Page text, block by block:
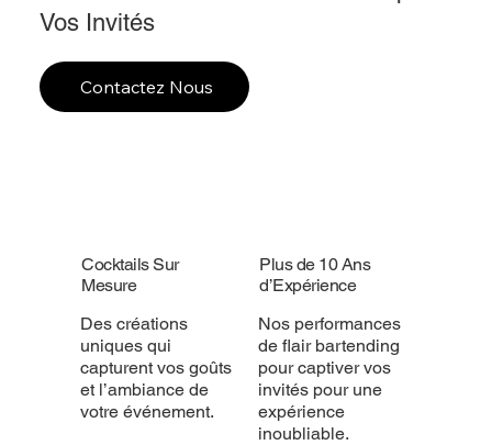
Vos Invités
Contactez Nous
Cocktails Sur
Mesure
Des créations
uniques qui
capturent vos goûts
et l’ambiance de
votre événement.
Plus de 10 Ans
d’Expérience
Nos performances
de flair bartending
pour captiver vos
invités pour une
expérience
inoubliable.